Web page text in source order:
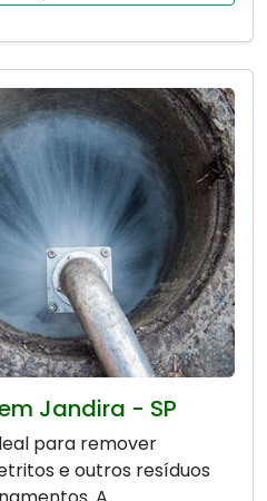
Jandira - SP
para remover
e outros resíduos